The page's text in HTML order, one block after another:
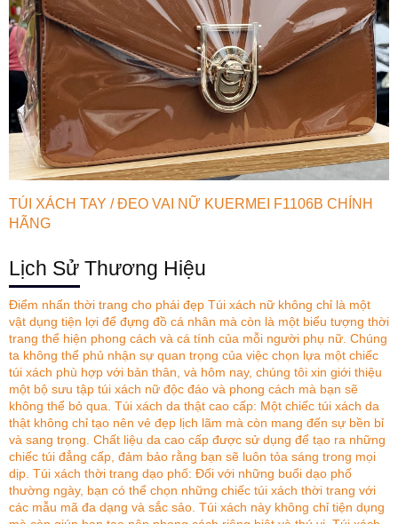
TÚI XÁCH TAY / ĐEO VAI NỮ KUERMEI F1106B CHÍNH
HÃNG
Lịch Sử Thương Hiệu
Điểm nhấn thời trang cho phái đẹp Túi xách nữ không chỉ là một
vật dụng tiện lợi để đựng đồ cá nhân mà còn là một biểu tượng thời
trang thể hiện phong cách và cá tính của mỗi người phụ nữ. Chúng
ta không thể phủ nhận sự quan trọng của việc chọn lựa một chiếc
túi xách phù hợp với bản thân, và hôm nay, chúng tôi xin giới thiệu
một bộ sưu tập túi xách nữ độc đáo và phong cách mà bạn sẽ
không thể bỏ qua. Túi xách da thật cao cấp: Một chiếc túi xách da
thật không chỉ tạo nên vẻ đẹp lịch lãm mà còn mang đến sự bền bỉ
và sang trọng. Chất liệu da cao cấp được sử dụng để tạo ra những
chiếc túi đẳng cấp, đảm bảo rằng bạn sẽ luôn tỏa sáng trong mọi
dịp. Túi xách thời trang dạo phố: Đối với những buổi dạo phố
thường ngày, bạn có thể chọn những chiếc túi xách thời trang với
các mẫu mã đa dạng và sắc sảo. Túi xách này không chỉ tiện dụng